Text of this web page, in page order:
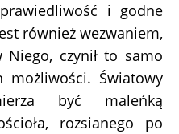
i godne
również wezwaniem,
czynił to samo
możliwości. Światowy
być maleńką
rozsianego po